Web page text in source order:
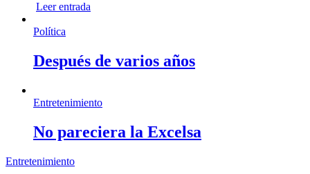
Leer entrada
Política
Después de varios años
Entretenimiento
No pareciera la Excelsa
Entretenimiento